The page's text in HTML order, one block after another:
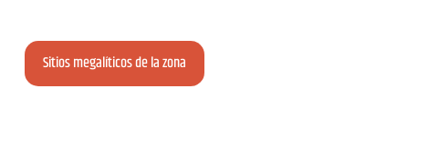
Sitios megalíticos de la zona